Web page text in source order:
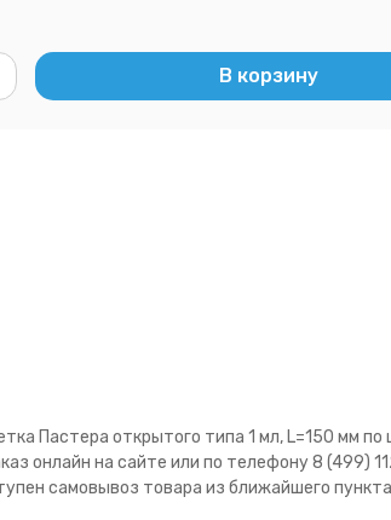
В корзину
Пастера открытого типа 1 мл, L=150 мм
онлайн на сайте или по телефону 8 (499)
самовывоз товара из ближайшего